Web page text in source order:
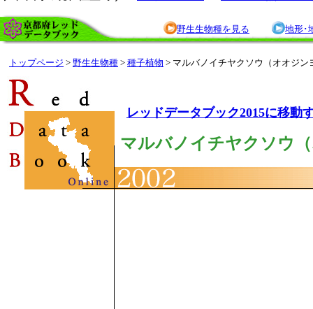
野生生物種を見る 地形･
トップページ > 野生生物種 > 種子植物 > マルバノイチヤクソウ（オオジン
レッドデータブック2015に移動
マルバノイチヤクソウ